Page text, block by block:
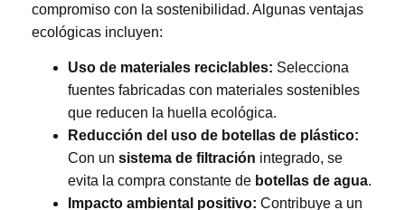
compromiso con la sostenibilidad. Algunas ventajas
ecológicas incluyen:
Uso de materiales reciclables: Selecciona
fuentes fabricadas con materiales sostenibles
que reducen la huella ecológica.
Reducción del uso de botellas de plástico:
Con un sistema de filtración integrado, se
evita la compra constante de botellas de agua.
Impacto ambiental positivo: Contribuye a un